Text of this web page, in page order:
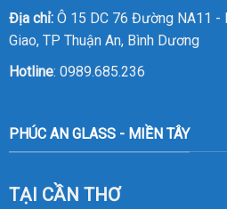
Địa chỉ:Ô 15 DC 76 Đường NA11 -
Giao, TP Thuận An, Bình Dương
Hotline: 0989.685.236
PHÚC AN GLASS - MIỀN TÂY
TẠI CẦN THƠ